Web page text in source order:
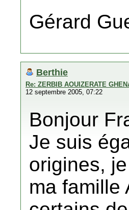
Gérard
Berthie
Re: ZERBIB AOUIZERATE
12 septembre 2005, 07:22
Bonjour
Je suis
origines,
ma famille